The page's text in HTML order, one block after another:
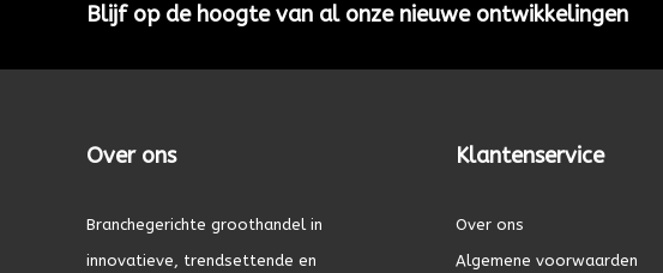
Blijf op de hoogte van al onze nieuwe ontwikkelingen
Over ons
Branchegerichte groothandel in
innovatieve, trendsettende en
Klantenservice
Over ons
Algemene voorwaarden